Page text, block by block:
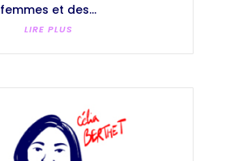
femmes et des...
LIRE PLUS